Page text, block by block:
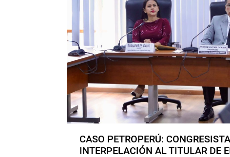
CASO PETROPERÚ:
INTERPELACIÓN AL TITULAR DE